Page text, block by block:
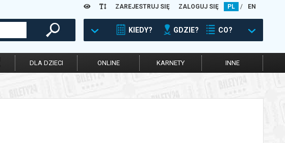
ZAREJESTRUJ SIĘ ZALOGUJ SIĘ PL / EN
KIEDY? GDZIE? CO?
DLA DZIECI ONLINE KARNETY INNE